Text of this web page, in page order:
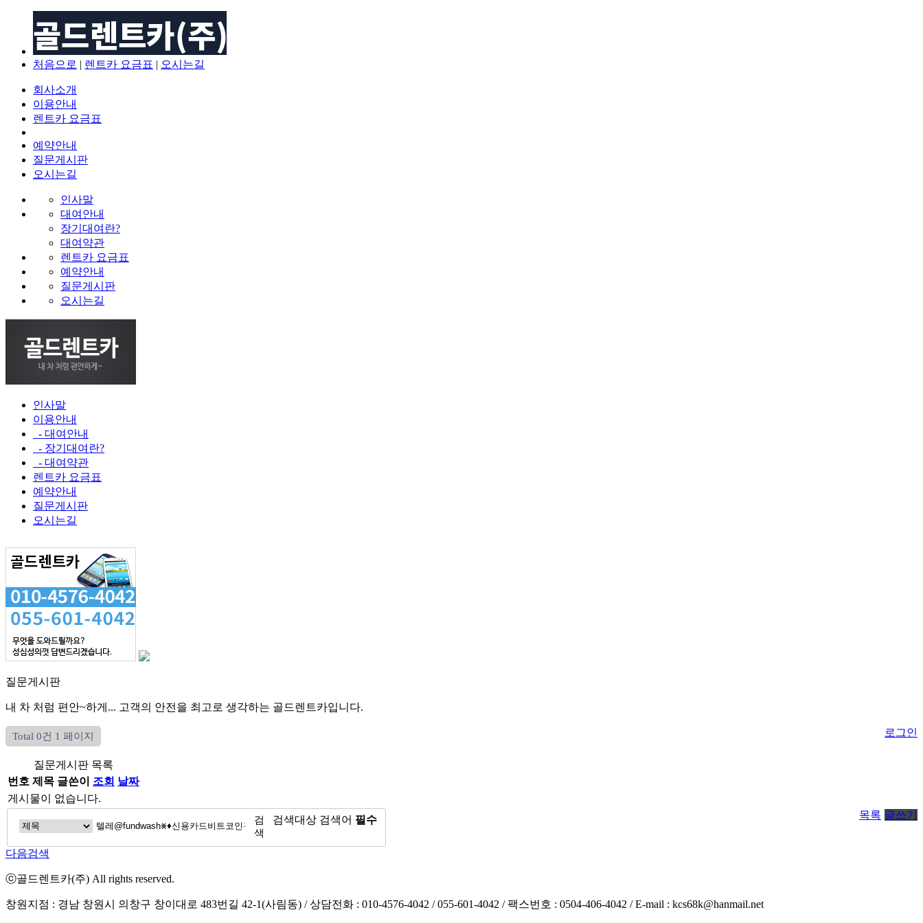
처음으로 | 렌트카 요금표 | 오시는길
회사소개
이용안내
렌트카 요금표
예약안내
질문게시판
오시는길
인사말
대여안내
장기대여란?
대여약관
렌트카 요금표
예약안내
질문게시판
오시는길
인사말
이용안내
- 대여안내
- 장기대여란?
- 대여약관
렌트카 요금표
예약안내
질문게시판
오시는길
질문게시판
내 차 처럼 편안~하게... 고객의 안전을 최고로 생각하는 골드렌트카입니다.
Total 0건 1 페이지 로그인
질문게시판 목록
번호 제목 글쓴이 조회 날짜
게시물이 없습니다.
목록 글쓰기
검색대상 검색어 필수
검
색
다음검색
ⓒ골드렌트카(주) All rights reserved.
창원지점 : 경남 창원시 의창구 창이대로 483번길 42-1(사림동) /상담전화 : 010-4576-4042 / 055-601-4042 / 팩스번호 : 0504-406-4042 / E-mail : kcs68k@hanmail.net